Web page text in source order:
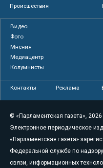
Происшествия
Видео
Фото
Мнения
Медиацентр
Колумнисты
Контакты Реклама
© «Парламентская газета», 2026
Электронное периодическое
«Парламентская газета»
Федеральной службе по
связи, информационных